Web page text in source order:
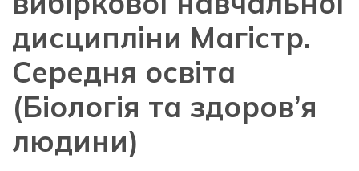
дисципліни Магістр.
Середня освіта
(Біологія та здоров’я
людини)